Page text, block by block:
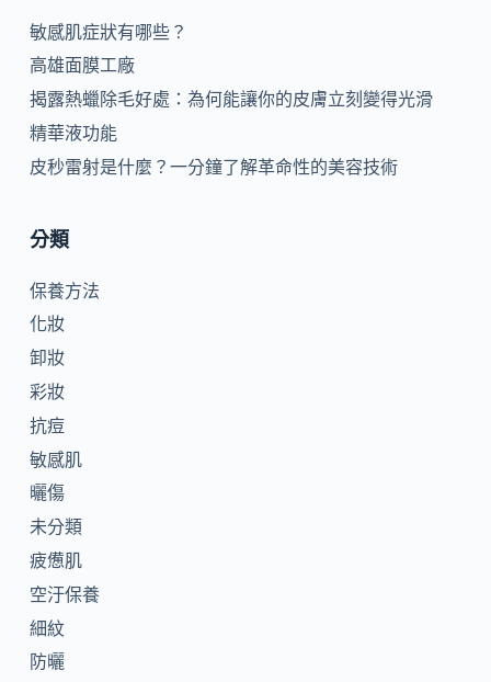
敏感肌症狀有哪些？
高雄面膜工廠
揭露熱蠟除毛好處：為何能讓你的皮膚立刻變得光滑
精華液功能
皮秒雷射是什麼？一分鐘了解革命性的美容技術
分類
保養方法
化妝
卸妝
彩妝
抗痘
敏感肌
曬傷
未分類
疲憊肌
空汙保養
細紋
防曬